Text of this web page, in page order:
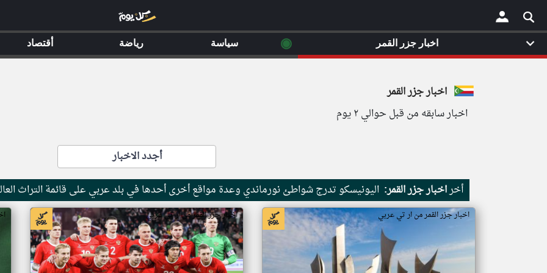
×
اخبار جزر القمر
اخبار سابقه من قبل حوالي ٢ يوم
أجدد الاخبار
أخراخبار جزر القمر: اليونيسكو تدرج شواطئ نورماندي وعدة مواقع أخرى أحدها في بلد عربي على قائمة التراث
اخبار جزر القمر من ار تي عربي اخبار جزر القمر من ار تي عربي
اخبار جزر القمر ◉ سياسة رياضة أقتصاد